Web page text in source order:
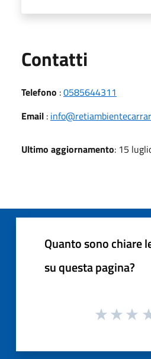
Contatti
Telefono :0585644311
Email :
Ultimo aggiornamento: 15
Quanto sono chiare
su questa pagina?